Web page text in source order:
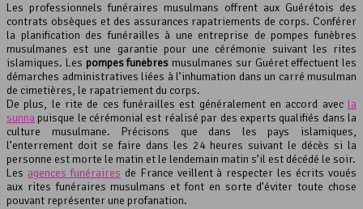
Les professionnels funéraires musulmans offrent aux Guérétois des
contrats obsèques et des assurances rapatriements de corps. Conférer
la planification des funérailles à une entreprise de pompes funèbres
musulmanes est une garantie pour une cérémonie suivant les rites
islamiques. Les pompes funèbres musulmanes sur Guéret effectuent les
démarches administratives liées à l’inhumation dans un carré musulman
de cimetières, le rapatriement du corps.
De plus, le rite de ces funérailles est généralement en accord avec la
sunna puisque le cérémonial est réalisé par des experts qualifiés dans la
culture musulmane. Précisons que dans les pays islamiques,
l’enterrement doit se faire dans les 24 heures suivant le décès si la
personne est morte le matin et le lendemain matin s’il est décédé le soir.
Les agences funéraires de France veillent à respecter les écrits voués
aux rites funéraires musulmans et font en sorte d’éviter toute chose
pouvant représenter une profanation.